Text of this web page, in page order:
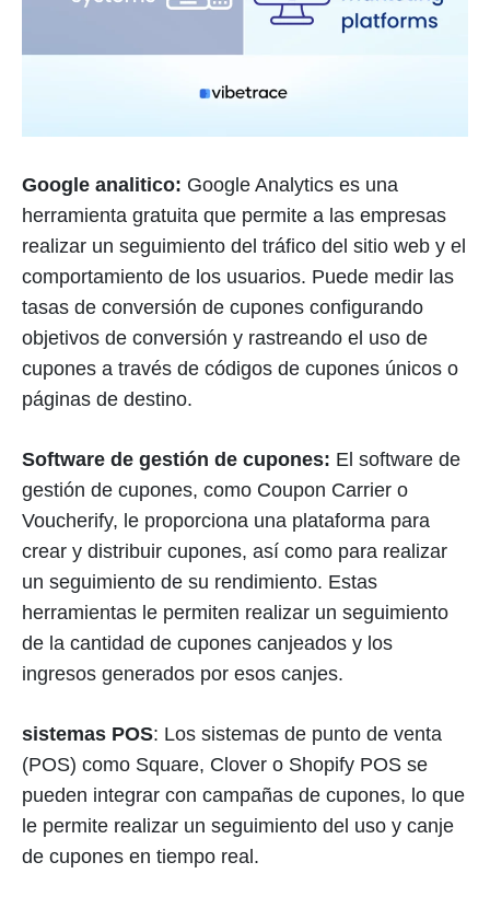
Google analitico: Google Analytics es una
herramienta gratuita que permite a las empresas
realizar un seguimiento del tráfico del sitio web y el
comportamiento de los usuarios. Puede medir las
tasas de conversión de cupones configurando
objetivos de conversión y rastreando el uso de
cupones a través de códigos de cupones únicos o
páginas de destino.
Software de gestión de cupones: El software de
gestión de cupones, como Coupon Carrier o
Voucherify, le proporciona una plataforma para
crear y distribuir cupones, así como para realizar
un seguimiento de su rendimiento. Estas
herramientas le permiten realizar un seguimiento
de la cantidad de cupones canjeados y los
ingresos generados por esos canjes.
sistemas POS: Los sistemas de punto de venta
(POS) como Square, Clover o Shopify POS se
pueden integrar con campañas de cupones, lo que
le permite realizar un seguimiento del uso y canje
de cupones en tiempo real.